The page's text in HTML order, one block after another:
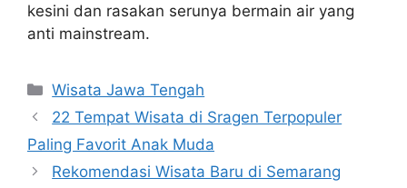
kesini dan rasakan serunya bermain air yang
anti mainstream.
Categories
Wisata Jawa Tengah
22 Tempat Wisata di Sragen Terpopuler
Paling Favorit Anak Muda
Rekomendasi Wisata Baru di Semarang